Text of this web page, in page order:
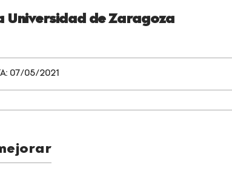
Universidad de Zaragoza
07/05/2021